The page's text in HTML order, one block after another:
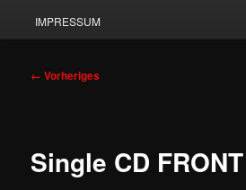
IMPRESSUM
Bilder-
← Vorheriges
Single CD FRONT